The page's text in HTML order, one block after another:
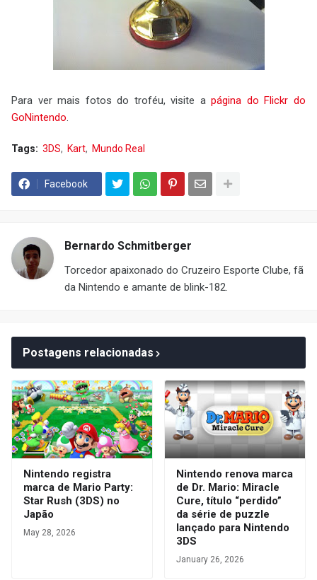
Para ver mais fotos do troféu, visite apágina do Flickr do
GoNintendo.
Tags: 3DS Kart Mundo Real
Facebook
Bernardo Schmitberger
Torcedor apaixonado do Cruzeiro Esporte Clube, fã
da Nintendo e amante de blink-182.
Postagens relacionadas
Nintendo registra
marca de Mario Party:
Star Rush (3DS) no
Japão
May 28, 2026
Nintendo renova marca
de Dr. Mario: Miracle
Cure, título “perdido”
da série de puzzle
lançado para Nintendo
3DS
January 26, 2026